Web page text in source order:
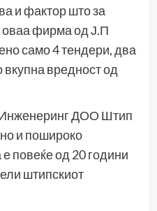
и фактор што за
оваа фирма од Ј.П
само 4 тендери, два
вкупна вредност од
ДОО Штип
и пошироко
повеќе од 20 години
штипскиот